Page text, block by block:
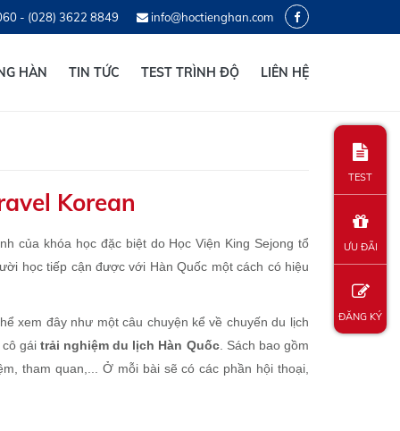
- (028) 3622 8849 info@hoctienghan.com
HÀN TIN TỨC TEST TRÌNH ĐỘ LIÊN HỆ
Korean
của khóa học đặc biệt do Học Viện King Sejong tổ
học tiếp cận được với Hàn Quốc một cách có hiệu
xem đây như một câu chuyện kể về chuyến du lịch
gáitrải nghiệm du lịch Hàn Quốc. Sách bao gồm
tham quan,... Ở mỗi bài sẽ có các phần hội thoại,
TEST
ƯU ĐÃI
ĐĂNG KÝ